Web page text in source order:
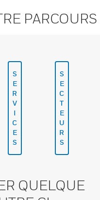
PARCOURS
S
E
R
V
I
C
E
S
S
E
C
T
E
U
R
S
QUELQUE